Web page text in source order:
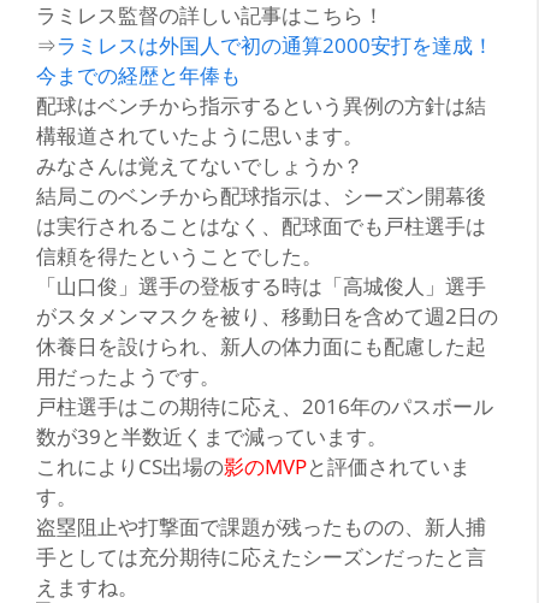
ラミレス監督の詳しい記事はこちら！
⇒ラミレスは外国人で初の通算2000安打を達成！
今までの経歴と年俸も
配球はベンチから指示するという異例の方針は結
構報道されていたように思います。
みなさんは覚えてないでしょうか？
結局このベンチから配球指示は、シーズン開幕後
は実行されることはなく、配球面でも戸柱選手は
信頼を得た ということでした。
「山口俊」 選手の登板する時は 「高城俊人」 選手
がスタメンマスクを被り、移動日を含めて週2日の
休養日を設けられ、新人の体力面にも配慮した起
用だったようです。
戸柱選手はこの期待に応え、2016年のパスボール
数が39と半数近くまで減っています。
これによりCS出場の影のMVPと評価されていま
す。
盗塁阻止や打撃面で課題が残ったものの、新人捕
手としては充分期待に応えたシーズンだったと言
えますね。